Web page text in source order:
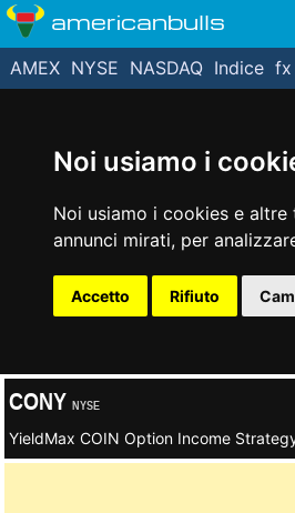
Noi usiamo i
Noi usiamo i cookies e
annunci mirati, per
Accetto Rifiuto
americanbulls
AMEX NYSE NASDAQ Indice fx
CONY NYSE
YieldMax COIN Option Income